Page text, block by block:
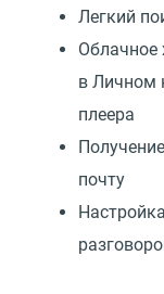
Легкий
Облачное
в Личном
плеера
почту